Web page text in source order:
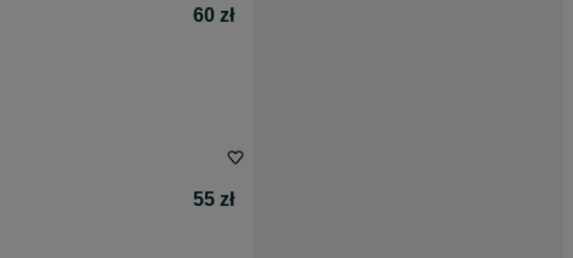
60 zł
55 zł